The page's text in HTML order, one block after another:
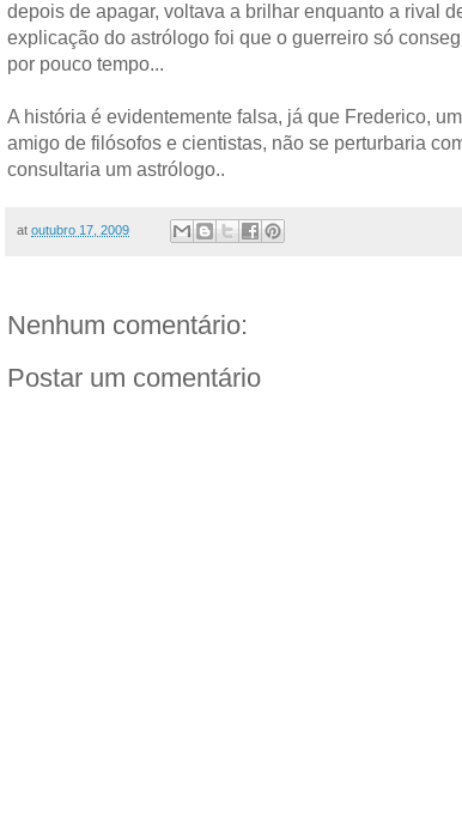
depois de apagar, voltava a brilhar enquanto a rival
explicação do astrólogo foi que o guerreiro só
por pouco tempo...
A história é evidentemente falsa, já que Frederico,
amigo de filósofos e cientistas, não se perturbaria
consultaria um astrólogo..
at outubro 17, 2009
Nenhum comentário:
Postar um comentário